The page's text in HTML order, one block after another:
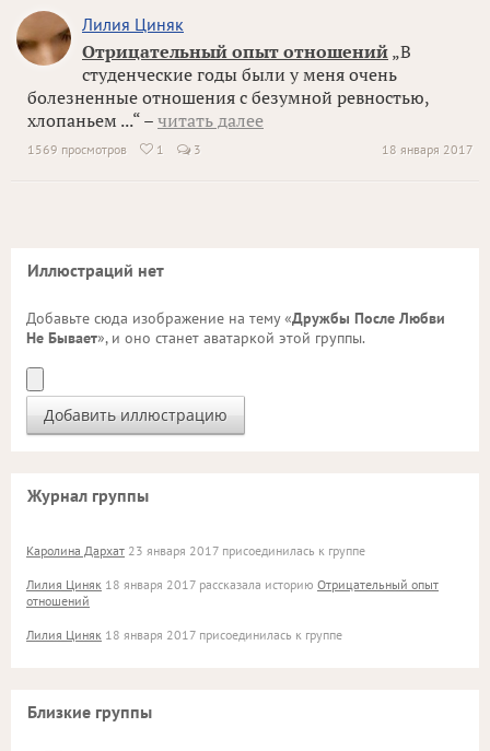
Лилия Циняк
Отрицательный опыт отношений „В
студенческие годы были у меня очень
болезненные отношения с безумной ревностью,
хлопаньем ...“ – читать далее
18 января 2017
1569 просмотров  1 3
Иллюстраций нет
Добавьте сюда изображение на тему «Дружбы После Любви
Не Бывает», и оно станет аватаркой этой группы.
Журнал группы
Каролина Дархат 23 января 2017 присоединилась к группе
Лилия Циняк 18 января 2017 рассказала историю Отрицательный опыт
отношений
Лилия Циняк 18 января 2017 присоединилась к группе
Близкие группы